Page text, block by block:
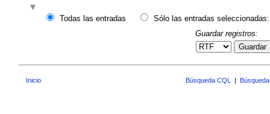
Todas las entradas
Sólo las entradas seleccionadas:
Guardar registros:
Guardar
Inicio Búsqueda CQL